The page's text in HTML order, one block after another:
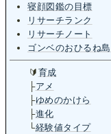
寝顔図鑑の目標
リサーチランク
リサーチノート
ゴンベのおひるね島
🔰 育成
├アメ
├ゆめのかけら
├進化
└経験値タイプ